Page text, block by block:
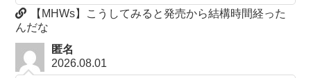
【MHWs】こうしてみると発売から結構時間経った
んだな
匿名
2026.08.01